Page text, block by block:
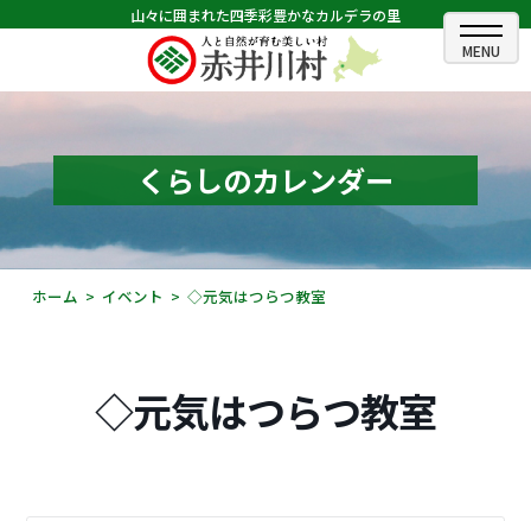
山々に囲まれた四季彩豊かなカルデラの里
ホーム
むらのできごと
むらのプロフィール
くらしの情報
観光・イベント情報
くらしのカレンダー
ホーム イベント ◇元気はつらつ教室
◇元気はつらつ教室